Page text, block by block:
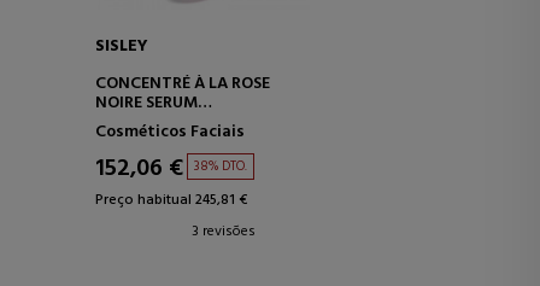
SISLEY
CONCENTRÉ À LA ROSE
NOIRE SERUM
SORO PARA TRATAMENTO
INTENSIVO
Cosméticos Faciais
152,06 € 38% DTO.
Preço habitual 245,81 €
3 revisões